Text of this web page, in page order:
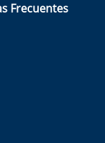
Frecuentes